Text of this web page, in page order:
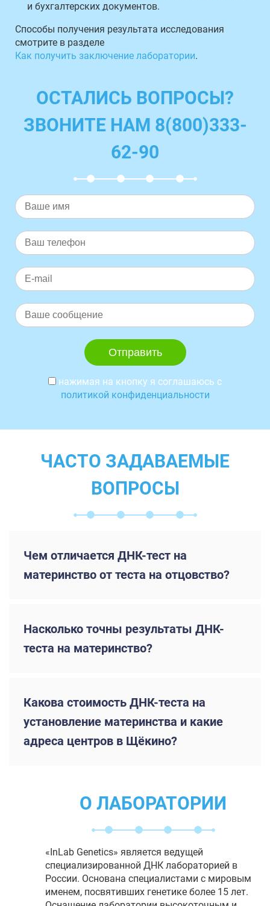
и бухгалтерских документов.
Способы получения результата исследования
смотрите в разделе
Как получить заключение лаборатории.
ОСТАЛИСЬ ВОПРОСЫ?
ЗВОНИТЕ НАМ 8(800)333-
62-90
нажимая на кнопку я соглашаюсь с
политикой конфиденциальности
ЧАСТО ЗАДАВАЕМЫЕ
ВОПРОСЫ
Чем отличается ДНК-тест на
материнство от теста на отцовство?
Насколько точны результаты ДНК-
теста на материнство?
Какова стоимость ДНК-теста на
установление материнства и какие
адреса центров в Щёкино?
О ЛАБОРАТОРИИ
«InLab Genetics» является ведущей
специализированной ДНК лабораторией в
России. Основана специалистами с мировым
именем, посвятивших генетике более 15 лет.